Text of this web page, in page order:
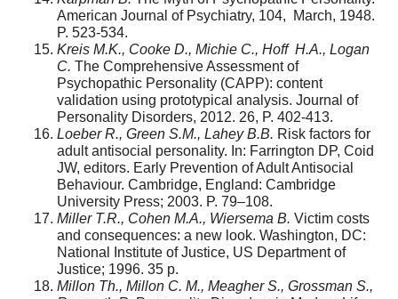
American Journal of Psychiatry, 104, March, 1948.
P. 523-534.
Kreis M.K., Cooke D., Michie C., Hoff H.A., Logan
C. The Comprehensive Assessment of
Psychopathic Personality (CAPP): content
validation using prototypical analysis. Journal of
Personality Disorders, 2012. 26, P. 402-413.
Loeber R., Green S.M., Lahey B.B. Risk factors for
adult antisocial personality. In: Farrington DP, Coid
JW, editors. Early Prevention of Adult Antisocial
Behaviour. Cambridge, England: Cambridge
University Press; 2003. P. 79–108.
Miller T.R., Cohen M.A., Wiersema B. Victim costs
and consequences: a new look. Washington, DC:
National Institute of Justice, US Department of
Justice; 1996. 35 p.
Millon Th., Millon C. M., Meagher S., Grossman S.,